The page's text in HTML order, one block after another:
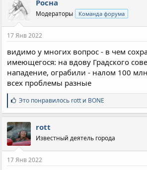
Росна
Модераторы Команда форума
17 Янв 2022
видимо у многих вопрос - в чем
имеющегося: на вдову Градского
нападение, ограбили - налом 100
всех проблемы разные
С
и
м
п
а
т
и
:
Это понравилось rott и BONE
rott
Известный деятель города
17 Янв 2022